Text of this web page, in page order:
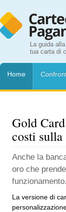
La guida
tua carta di
Home
Gold
costi
Anche la
oro che
funzionamento.
La versione di